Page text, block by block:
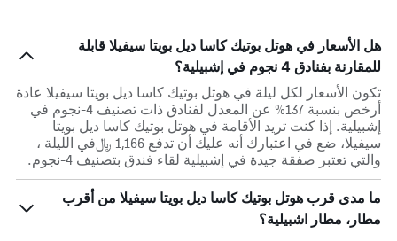
هل الأسعار في هوتل بوتيك كاسا ديل بويتا سيفيلا قابلة
للمقارنة بفنادق 4 نجوم في إشبيلية؟
تكون الأسعار لكل ليلة في هوتل بوتيك كاسا ديل بويتا سيفيلا عادة
أرخص بنسبة 137% عن المعدل لفنادق ذات تصنيف 4-نجوم في
إشبيلية. إذا كنت تريد الأقامة في هوتل بوتيك كاسا ديل بويتا
سيفيلا، ضع في اعتبارك أنه عليك أن تدفع 1,166 ﷼في الليلة ،
والتي تعتبر صفقة جيدة في إشبيلية لقاء فندق بتصنيف 4-نجوم.
ما مدى قرب هوتل بوتيك كاسا ديل بويتا سيفيلا من أقرب
مطار، مطار اشبيلية؟